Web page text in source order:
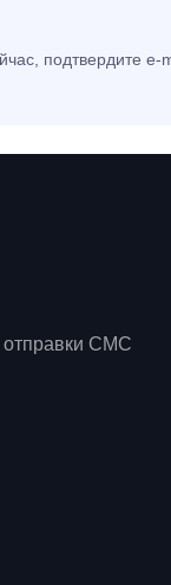
подтвердите
отправки СМС